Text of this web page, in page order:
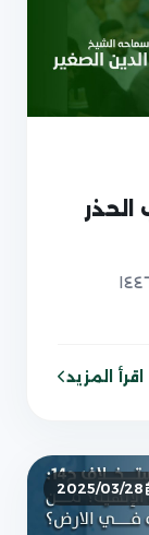
الاولى لصلاة عيد الفطر المبارك ١٤٤٦
اقرأ المزيد